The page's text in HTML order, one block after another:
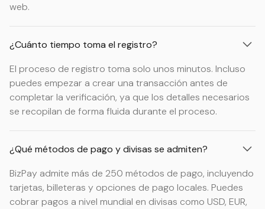
web.
¿Cuánto tiempo toma el registro?
El proceso de registro toma solo unos minutos. Incluso
puedes empezar a crear una transacción antes de
completar la verificación, ya que los detalles necesarios
se recopilan de forma fluida durante el proceso.
¿Qué métodos de pago y divisas se admiten?
BizPay admite más de 250 métodos de pago, incluyendo
tarjetas, billeteras y opciones de pago locales. Puedes
cobrar pagos a nivel mundial en divisas como USD, EUR,